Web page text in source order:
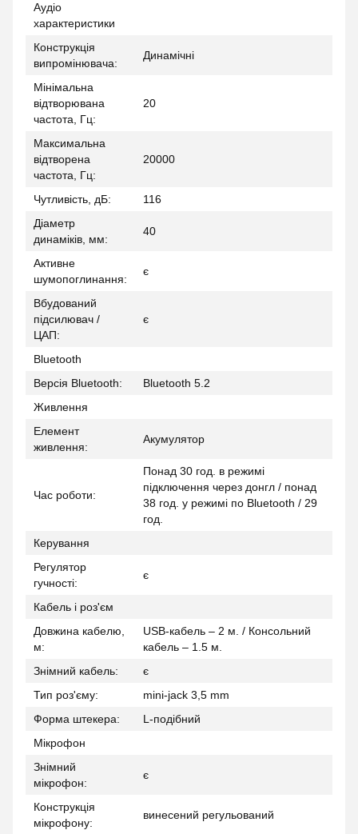
Аудіо
характеристики
Конструкція
випромінювача:
Динамічні
Мінімальна
відтворювана
частота, Гц:
20
Максимальна
відтворена
частота, Гц:
20000
Чутливість, дБ:
116
Діаметр
динаміків, мм:
40
Активне
шумопоглинання:
є
Вбудований
підсилювач /
ЦАП:
є
Bluetooth
Версія Bluetooth:
Bluetooth 5.2
Живлення
Елемент
живлення:
Акумулятор
Час роботи:
Понад 30 год. в режимі
підключення через донгл / понад
38 год. у режимі по Bluetooth / 29
год.
Керування
Регулятор
гучності:
є
Кабель і роз'єм
Довжина кабелю,
м:
USB-кабель – 2 м. / Консольний
кабель – 1.5 м.
Знімний кабель:
є
Тип роз'єму:
mini-jack 3,5 mm
Форма штекера:
L-подібний
Мікрофон
Знімний
мікрофон:
є
Конструкція
мікрофону:
винесений регульований